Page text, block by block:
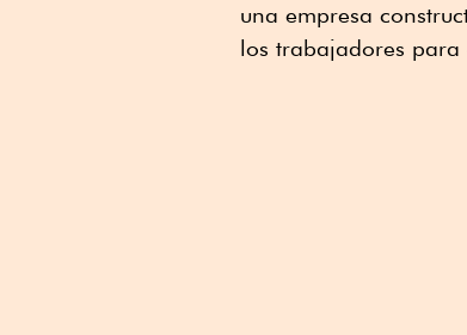
una empresa
los trabajadores para